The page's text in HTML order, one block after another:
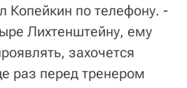
Копейкин по телефону. -
Лихтенштейну, ему
захочется
раз перед тренером